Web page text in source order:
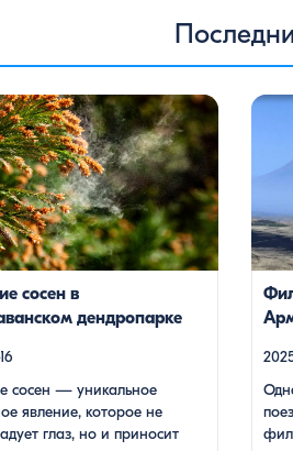
— уникальное
явление, которое не только
но и приносит
пользу для здоровья
ярко это
в Степанаванском
в Армении, где сосны
мая, создавая
веществами.
дендропарк: жемчужина
области Степанаванский
[…]
сосен в
дендропарке
сосен — уникальное
явление, которое не
глаз, но и приносит
Одна